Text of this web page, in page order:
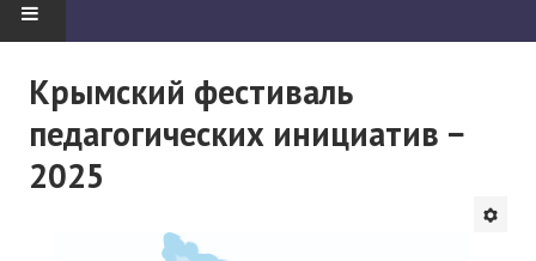
"Боевая" русистика
Будни института
Крымский фестиваль
педагогических инициатив −
2025